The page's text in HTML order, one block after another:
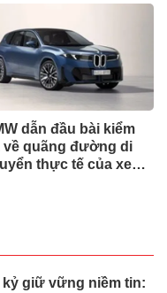
dẫn đầu bài kiểm
về quãng đường di
thực tế của xe
kỷ giữ vững niềm tin: